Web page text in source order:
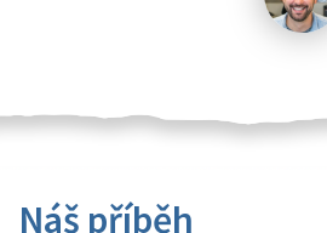
Náš příběh